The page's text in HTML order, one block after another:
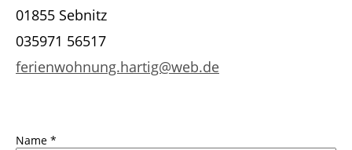
01855 Sebnitz
035971 56517
ferienwohnung.hartig@web.de
Name *